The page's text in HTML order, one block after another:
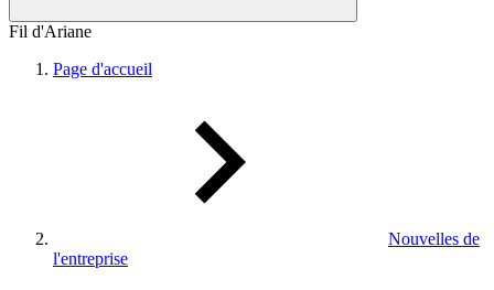
Fil d'Ariane
Page d'accueil
Nouvelles de
l'entreprise